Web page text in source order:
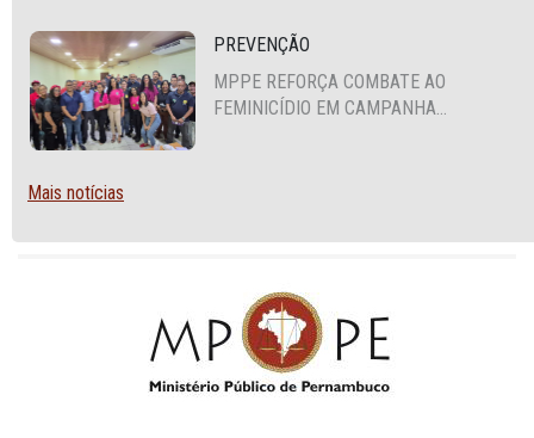
PREVENÇÃO
MPPE REFORÇA COMBATE AO
FEMINICÍDIO EM CAMPANHA
Mais notícias